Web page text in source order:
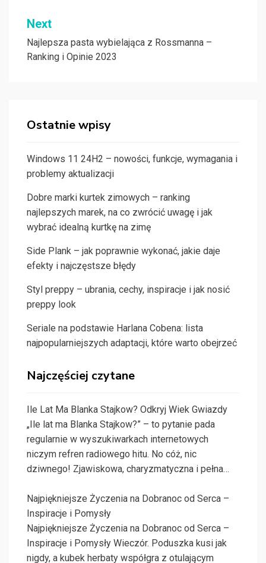
Next
Najlepsza pasta wybielająca z Rossmanna –
Ranking i Opinie 2023
Ostatnie wpisy
Windows 11 24H2 – nowości, funkcje, wymagania i
problemy aktualizacji
Dobre marki kurtek zimowych – ranking
najlepszych marek, na co zwrócić uwagę i jak
wybrać idealną kurtkę na zimę
Side Plank – jak poprawnie wykonać, jakie daje
efekty i najczęstsze błędy
Styl preppy – ubrania, cechy, inspiracje i jak nosić
preppy look
Seriale na podstawie Harlana Cobena: lista
najpopularniejszych adaptacji, które warto obejrzeć
Najczęściej czytane
Ile Lat Ma Blanka Stajkow? Odkryj Wiek Gwiazdy
„Ile lat ma Blanka Stajkow?” – to pytanie pada
regularnie w wyszukiwarkach internetowych
niczym refren radiowego hitu. No cóż, nic
dziwnego! Zjawiskowa, charyzmatyczna i pełna…
Najpiękniejsze Życzenia na Dobranoc od Serca –
Inspiracje i Pomysły
Najpiękniejsze Życzenia na Dobranoc od Serca –
Inspiracje i Pomysły Wieczór. Poduszka kusi jak
nigdy, a kubek herbaty współgra z otulającym